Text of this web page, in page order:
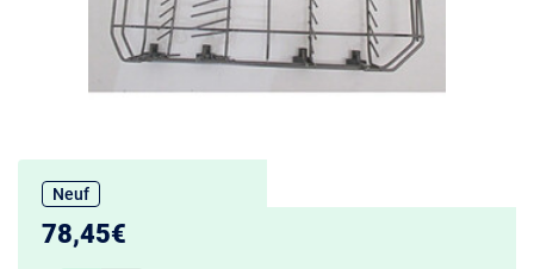
Neuf
78,45€